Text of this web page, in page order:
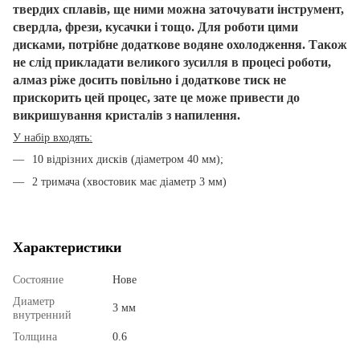
твердих сплавів, ще ними можна заточувати інструмент,
свердла, фрези, кусачки і тощо. Для роботи цими
дисками, потрібне додаткове водяне охолодження. Також
не слід прикладати великого зусилля в процесі роботи,
алмаз ріже досить повільно і додаткове тиск не
прискорить цей процес, зате це може привести до
викришування кристалів з напилення.
У набір входять:
10 відрізних дисків (діаметром 40 мм);
2 тримача (хвостовик має діаметр 3 мм)
Характеристики
Состояние
Нове
Диаметр
внутренний
3 мм
Толщина
0.6